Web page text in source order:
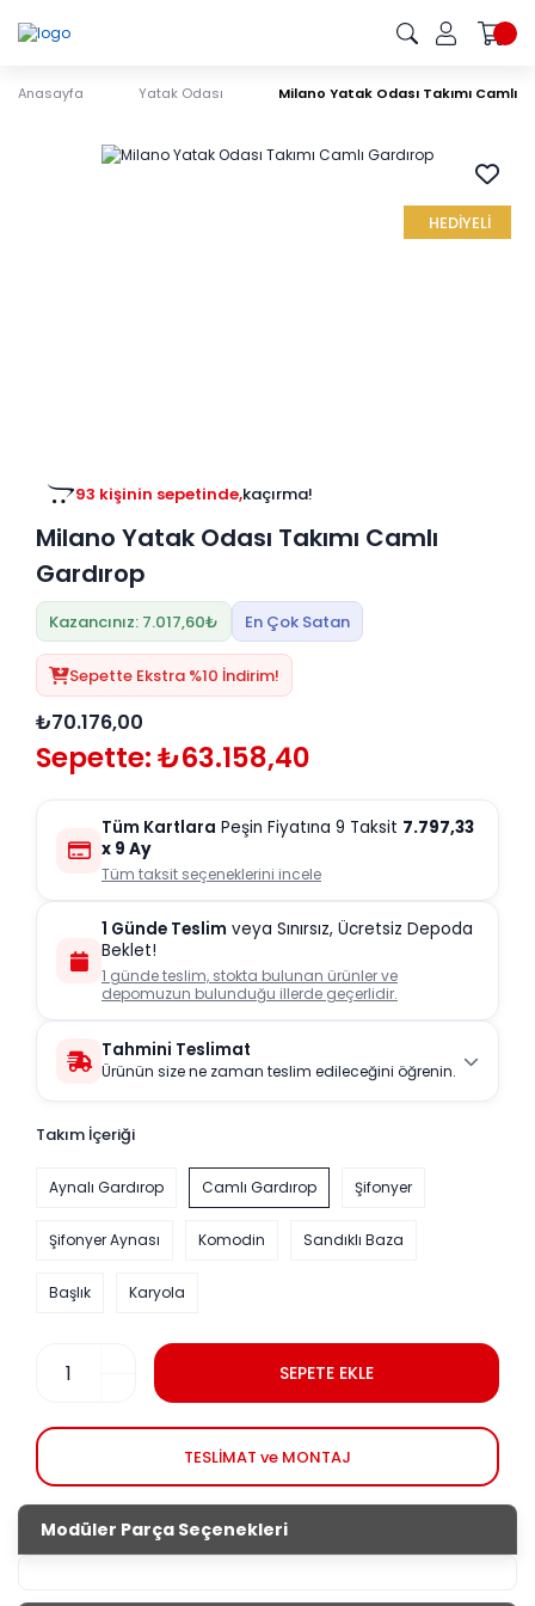
Anasayfa Yatak Odası Milano Yatak Odası Takımı Camlı
HEDİYELİ
93 kişinin sepetinde,kaçırma!
Milano Yatak Odası Takımı Camlı
Gardırop
Kazancınız: 7.017,60₺ En Çok Satan
Sepette Ekstra %10 İndirim!
₺70.176,00
Sepette: ₺63.158,40
Tüm Kartlara Peşin Fiyatına 9 Taksit 7.797,33
x 9 Ay
Tüm taksit seçeneklerini incele
1 Günde Teslim veya Sınırsız, Ücretsiz Depoda
Beklet!
1 günde teslim, stokta bulunan ürünler ve
depomuzun bulunduğu illerde geçerlidir.
Tahmini Teslimat
Ürünün size ne zaman teslim edileceğini öğrenin.
Takım İçeriği
Aynalı Gardırop Camlı Gardırop Şifonyer
Şifonyer Aynası Komodin Sandıklı Baza
Başlık Karyola
SEPETE EKLE
TESLİMAT ve MONTAJ
Modüler Parça Seçenekleri